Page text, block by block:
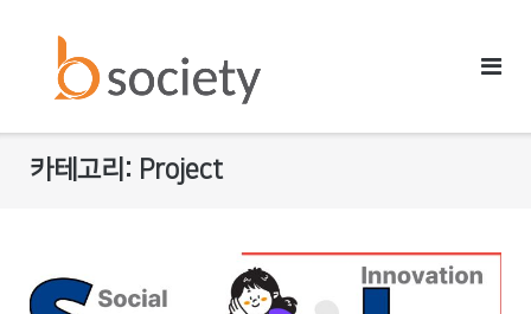
content
카테고리: Project